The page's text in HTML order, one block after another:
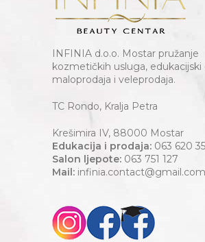
INFINIA d.o.o. Mostar pružanje
kozmetičkih usluga, edukacijski
maloprodaja i veleprodaja.
TC Rondo, Kralja Petra
Krešimira IV, 88000 Mostar
Edukacija i prodaja: 063 620
Salon ljepote: 063 751 127
Mail: infinia.contact@gmail.com